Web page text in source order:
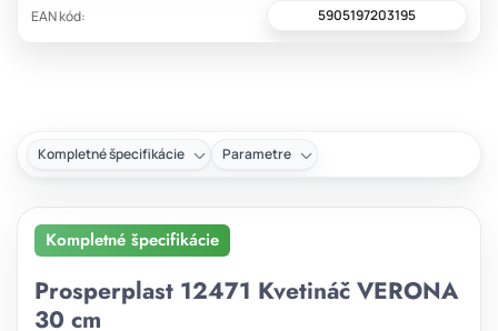
EAN kód: 5905197203195
Kompletné špecifikácie Parametre
Kompletné špecifikácie
Prosperplast 12471 Kvetináč VERONA
30 cm